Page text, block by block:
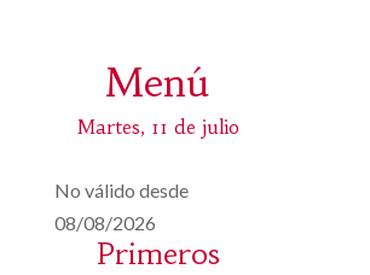
Menú
Martes, 11 de julio
No válido desde
08/08/2026
Primeros